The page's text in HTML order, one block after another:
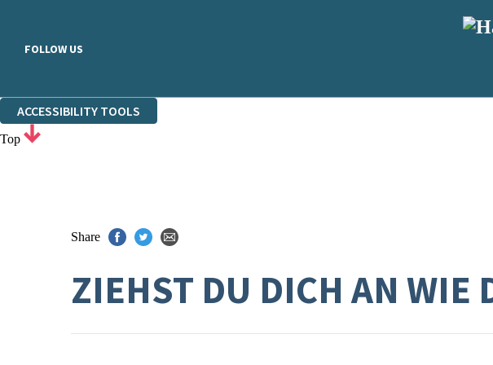
FOLLOW US
ACCESSIBILITY TOOLS
Top
Share
ZIEHST DU DICH AN WIE